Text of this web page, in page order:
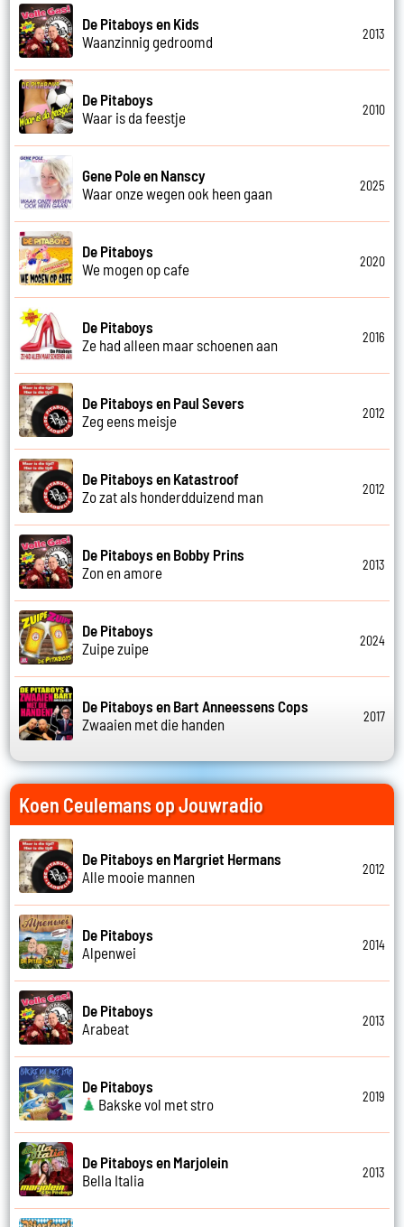
De Pitaboys en Kids
Waanzinnig gedroomd
2013
De Pitaboys
Waar is da feestje
2010
Gene Pole en Nanscy
Waar onze wegen ook heen gaan
2025
De Pitaboys
We mogen op cafe
2020
De Pitaboys
Ze had alleen maar schoenen aan
2016
De Pitaboys en Paul Severs
Zeg eens meisje
2012
De Pitaboys en Katastroof
Zo zat als honderdduizend man
2012
De Pitaboys en Bobby Prins
Zon en amore
2013
De Pitaboys
Zuipe zuipe
2024
De Pitaboys en Bart Anneessens Cops
Zwaaien met die handen
2017
Koen Ceulemans op Jouwradio
De Pitaboys en Margriet Hermans
Alle mooie mannen
2012
De Pitaboys
Alpenwei
2014
De Pitaboys
Arabeat
2013
De Pitaboys
Bakske vol met stro
2019
De Pitaboys en Marjolein
Bella Italia
2013